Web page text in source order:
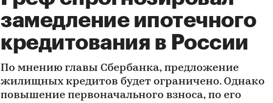
замедление ипотечного
кредитования в России
По мнению главы Сбербанка, предложение
жилищных кредитов будет ограничено. Однако
повышение первоначального взноса, по его